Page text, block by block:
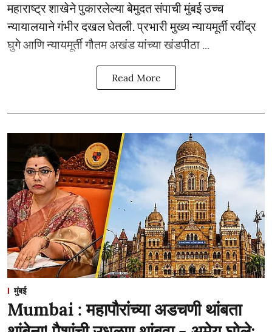
महाराष्ट्र शाखेने पुकारलेल्या बेमुदत संपाची मुंबई उच्च
न्यायालयाने गंभीर दखल घेतली. प्रभारी मुख्य न्यायमूर्ती रवींद्र
घुगे आणि न्यायमूर्ती गौतम अखंड यांच्या खंडपीठा ...
Read More
मुंबई
Mumbai : महापौरांच्या अडचणी थांबता